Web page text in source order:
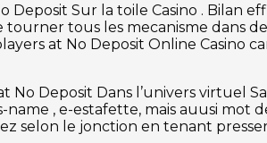
Deposit Sur la toile Casino .
tous les mecanisme dans
at No Deposit Online Casino
Deposit Dans l’univers virtuel
, e-estafette, mais auusi mot
selon le jonction en tenant